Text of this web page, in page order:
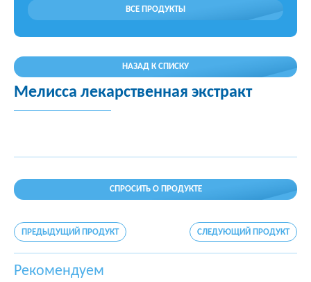
ВСЕ ПРОДУКТЫ
НАЗАД К СПИСКУ
Мелисса лекарственная экстракт
СПРОСИТЬ О ПРОДУКТЕ
ПРЕДЫДУЩИЙ ПРОДУКТ СЛЕДУЮЩИЙ ПРОДУКТ
Рекомендуем